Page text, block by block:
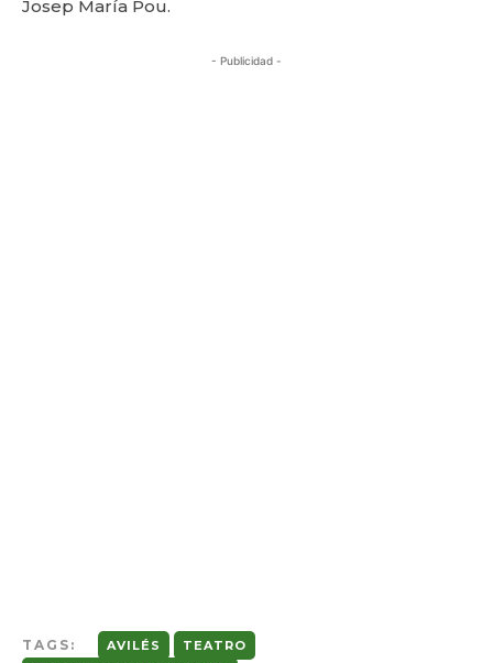
Josep María Pou.
- Publicidad -
TAGS: AVILÉS
TEATRO